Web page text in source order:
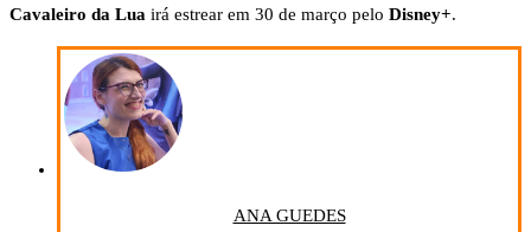
Cavaleiro da Lua irá estrear em 30 de março pelo Disney+.
ANA GUEDES